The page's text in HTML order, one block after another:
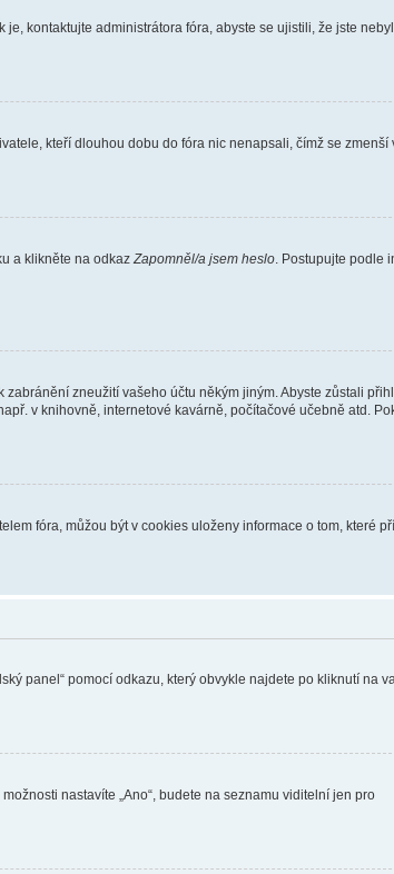
kontaktujte administrátora fóra, abyste se ujistili, že jste
kteří dlouhou dobu do fóra nic nenapsali, čímž se zmenší
a klikněte na odkaz Zapomněl/a jsem heslo . Postupujte podle
zneužití vašeho účtu někým jiným. Abyste zůstali
v knihovně, internetové kavárně, počítačové učebně atd.
fóra, můžou být v cookies uloženy informace o tom, které
panel“ pomocí odkazu, který obvykle najdete po kliknutí na
nastavíte „Ano“, budete na seznamu viditelní jen pro